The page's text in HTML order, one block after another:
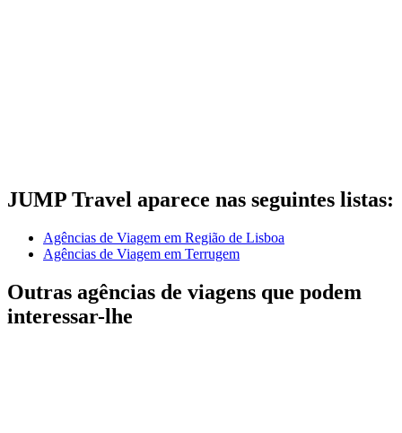
JUMP Travel aparece nas seguintes listas:
Agências de Viagem em Região de Lisboa
Agências de Viagem em Terrugem
Outras agências de viagens que podem
interessar-lhe